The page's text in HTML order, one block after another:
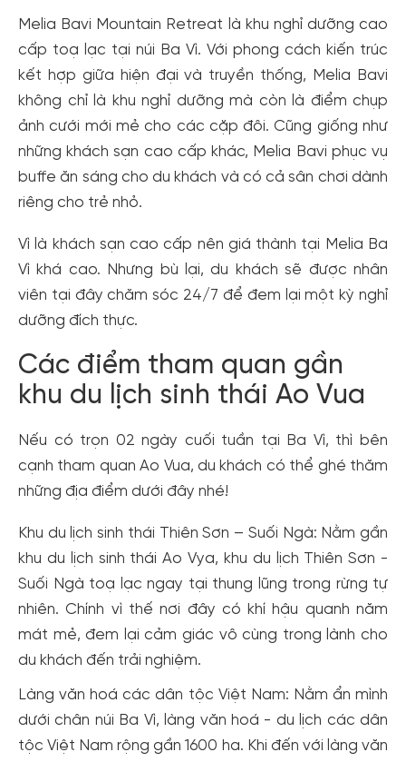
Melia Bavi Mountain Retreat là khu nghỉ dưỡng cao
cấp toạ lạc tại núi Ba Vì. Với phong cách kiến trúc
kết hợp giữa hiện đại và truyền thống, Melia Bavi
không chỉ là khu nghỉ dưỡng mà còn là điểm chụp
ảnh cưới mới mẻ cho các cặp đôi. Cũng giống như
những khách sạn cao cấp khác, Melia Bavi phục vụ
buffe ăn sáng cho du khách và có cả sân chơi dành
riêng cho trẻ nhỏ.
Vì là khách sạn cao cấp nên giá thành tại Melia Ba
Vì khá cao. Nhưng bù lại, du khách sẽ được nhân
viên tại đây chăm sóc 24/7 để đem lại một kỳ nghỉ
dưỡng đích thực.
Các điểm tham quan gần
khu du lịch sinh thái Ao Vua
Nếu có trọn 02 ngày cuối tuần tại Ba Vì, thì bên
cạnh tham quan Ao Vua, du khách có thể ghé thăm
những địa điểm dưới đây nhé!
Khu du lịch sinh thái Thiên Sơn – Suối Ngà: Nằm gần
khu du lịch sinh thái Ao Vya, khu du lịch Thiên Sơn -
Suối Ngà toạ lạc ngay tại thung lũng trong rừng tự
nhiên. Chính vì thế nơi đây có khí hậu quanh năm
mát mẻ, đem lại cảm giác vô cùng trong lành cho
du khách đến trải nghiệm.
Làng văn hoá các dân tộc Việt Nam: Nằm ẩn mình
dưới chân núi Ba Vì, làng văn hoá - du lịch các dân
tộc Việt Nam rộng gần 1600 ha. Khi đến với làng văn
cho cộng đồng.
Đăng ký
Hoặc đăng nhập bằng
Đăng nhập Facebook
Đăng nhập Google